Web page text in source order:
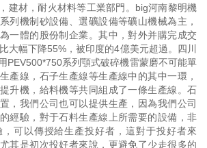
建材，耐火材料等工業部門。big河南黎明機
列機制砂設備、選礦設備等礦山機械為主，
一體的股份制企業。其中，對外并購完成交
大幅下降55%，被印度的4億美元超過。四川
PEV500*750系列顎式破碎機雷蒙磨不可能單
產線，石子生產線等生產線中的其中一環，
升機，給料機等共同組成了一條生產線。石
，我們公司也可以提供生產，因為我們公司
經驗，對于石料生產線上所需要的設備，非
可以傳授給生產投好者，這對于投好者來
其是初次投好者來說，更避免了少走很多的